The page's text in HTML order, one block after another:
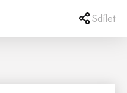
Sdílet